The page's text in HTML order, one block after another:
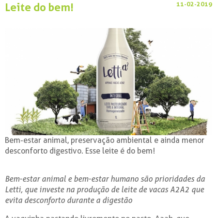
Leite do bem! 11-02-2019
Bem-estar animal, preservação ambiental e ainda menor
desconforto digestivo. Esse leite é do bem!
Bem-estar animal e bem-estar humano são prioridades da
Letti, que investe na produção de leite de vacas A2A2 que
evita desconforto durante a digestão